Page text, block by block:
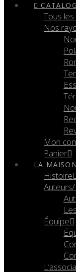
Tous les
Nos
Mon
Panier
LA MAISON
Histoire
Équipe